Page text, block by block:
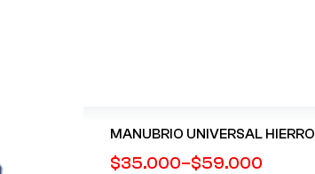
MANUBRIO UNIVERSAL HIERRO
$35.000–$59.000